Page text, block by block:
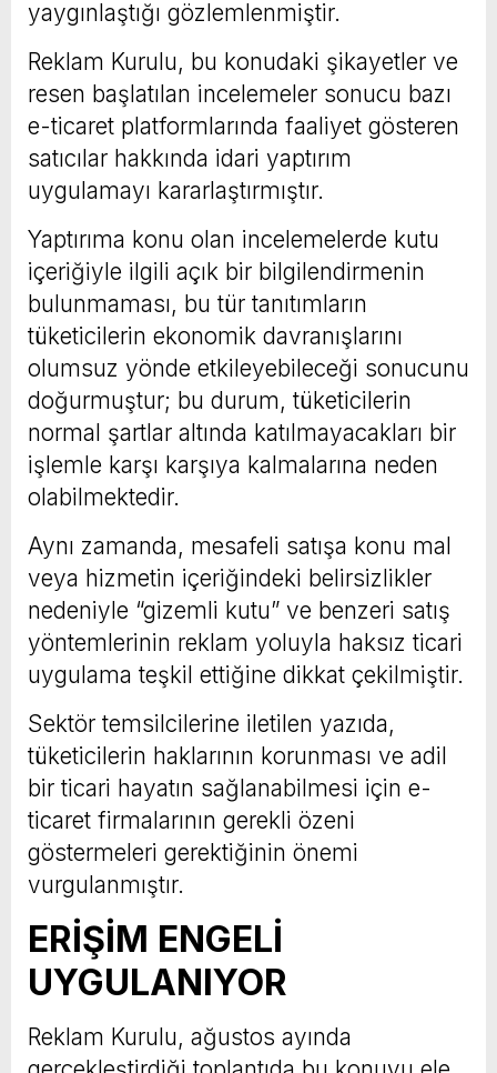
yaygınlaştığı gözlemlenmiştir.
Reklam Kurulu, bu konudaki şikayetler ve
resen başlatılan incelemeler sonucu bazı
e-ticaret platformlarında faaliyet gösteren
satıcılar hakkında idari yaptırım
uygulamayı kararlaştırmıştır.
Yaptırıma konu olan incelemelerde kutu
içeriğiyle ilgili açık bir bilgilendirmenin
bulunmaması, bu tür tanıtımların
tüketicilerin ekonomik davranışlarını
olumsuz yönde etkileyebileceği sonucunu
doğurmuştur; bu durum, tüketicilerin
normal şartlar altında katılmayacakları bir
işlemle karşı karşıya kalmalarına neden
olabilmektedir.
Aynı zamanda, mesafeli satışa konu mal
veya hizmetin içeriğindeki belirsizlikler
nedeniyle “gizemli kutu” ve benzeri satış
yöntemlerinin reklam yoluyla haksız ticari
uygulama teşkil ettiğine dikkat çekilmiştir.
Sektör temsilcilerine iletilen yazıda,
tüketicilerin haklarının korunması ve adil
bir ticari hayatın sağlanabilmesi için e-
ticaret firmalarının gerekli özeni
göstermeleri gerektiğinin önemi
vurgulanmıştır.
ERİŞİM ENGELİ
UYGULANIYOR
Reklam Kurulu, ağustos ayında